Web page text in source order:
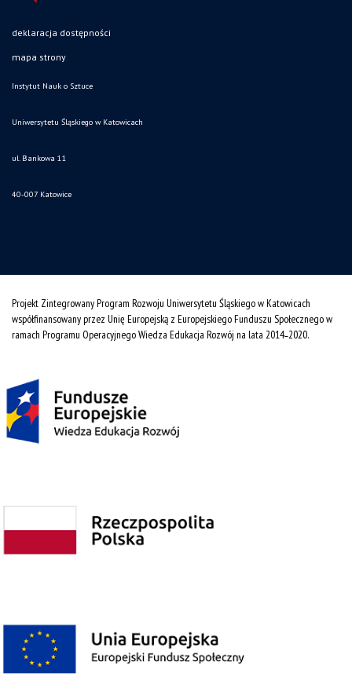
deklaracja dostępności
mapa strony
Instytut Nauk o Sztuce
Uniwersytetu Śląskiego w Katowicach
ul. Bankowa 11
40-007 Katowice
Projekt Zintegrowany Program Rozwoju Uniwersytetu Śląskiego w Katowicach
współfinansowany przez Unię Europejską z Europejskiego Funduszu Społecznego w
ramach Programu Operacyjnego Wiedza Edukacja Rozwój na lata 2014˗2020.